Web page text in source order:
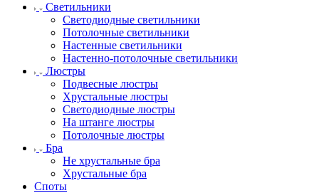
Светильники
Светодиодные светильники
Потолочные светильники
Настенные светильники
Настенно-потолочные светильники
Люстры
Подвесные люстры
Хрустальные люстры
Светодиодные люстры
На штанге люстры
Потолочные люстры
Бра
Не хрустальные бра
Хрустальные бра
Споты